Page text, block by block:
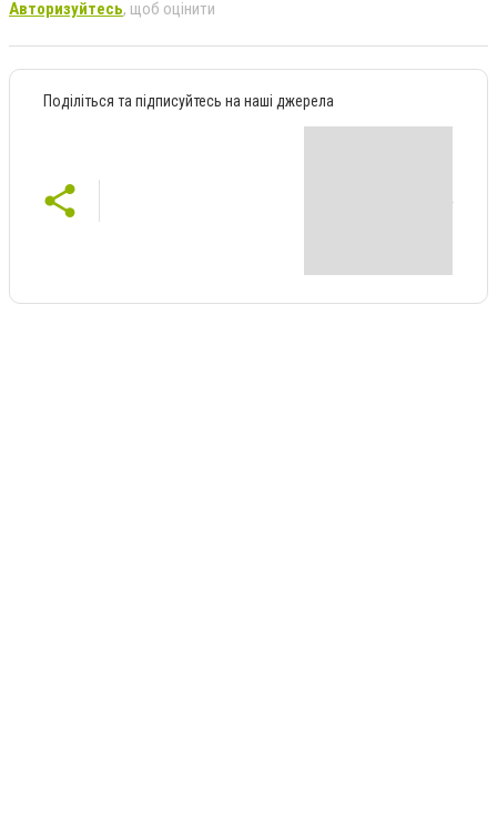
Авторизуйтесь, щоб оцінити
Поділіться та підписуйтесь на наші джерела